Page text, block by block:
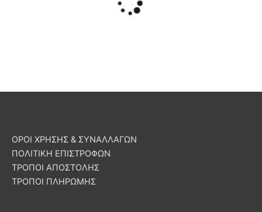
ΟΡΟΙ ΧΡΗΣΗΣ & ΣΥΝΑΛΛΑΓΩΝ
ΠΟΛΙΤΙΚΗ ΕΠΙΣΤΡΟΦΩΝ
ΤΡΟΠΟΙ ΑΠΟΣΤΟΛΗΣ
ΤΡΟΠΟΙ ΠΛΗΡΩΜΗΣ